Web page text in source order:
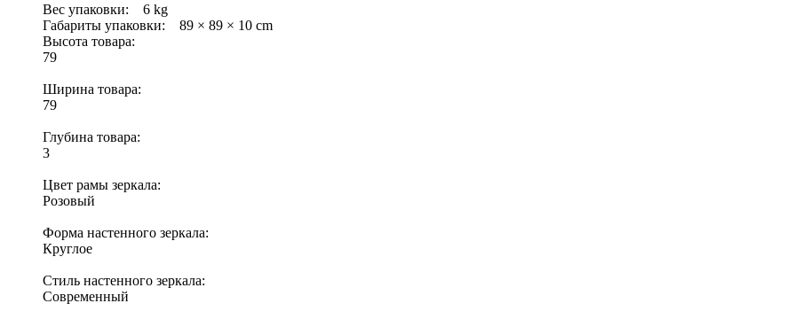
Вес упаковки: 6 kg
Габариты упаковки: 89 × 89 × 10 cm
Высота товара:
79
Ширина товара:
79
Глубина товара:
3
Цвет рамы зеркала:
Розовый
Форма настенного зеркала:
Круглое
Стиль настенного зеркала:
Современный